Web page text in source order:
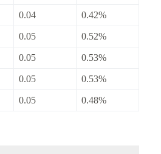
0.04 0.42%
0.05 0.52%
0.05 0.53%
0.05 0.53%
0.05
0.48%